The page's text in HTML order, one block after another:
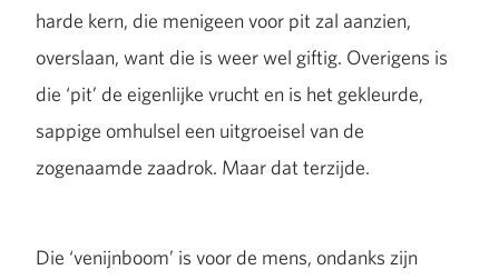
harde kern, die menigeen voor pit zal aanzien,
overslaan, want die is weer wel giftig. Overigens is
die ‘pit’ de eigenlijke vrucht en is het gekleurde,
sappige omhulsel een uitgroeisel van de
zogenaamde zaadrok. Maar dat terzijde.
Die ‘venijnboom’ is voor de mens, ondanks zijn